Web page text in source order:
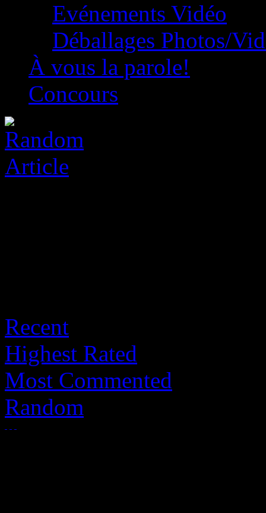
Evénements Vidéo
Déballages Photos/
À vous la parole!
Concours
Recent
Highest Rated
Most Commented
Random